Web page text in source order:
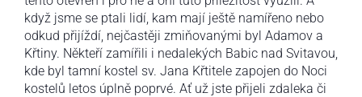
když jsme se ptali lidí, kam mají ještě namířeno nebo
odkud přijíždí, nejčastěji zmiňovanými byl Adamov a
Křtiny. Někteří zamířili i nedalekých Babic nad Svitavou,
kde byl tamní kostel sv. Jana Křtitele zapojen do Noci
kostelů letos úplně poprvé. Ať už jste přijeli zdaleka či